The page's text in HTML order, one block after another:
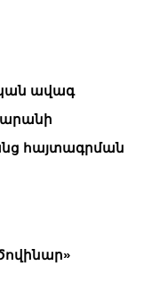
ավագ
հայտագրման